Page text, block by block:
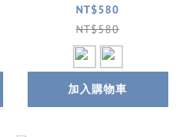
件夾/錢包(2色可選)
NT$580
NT$580
加入購物車